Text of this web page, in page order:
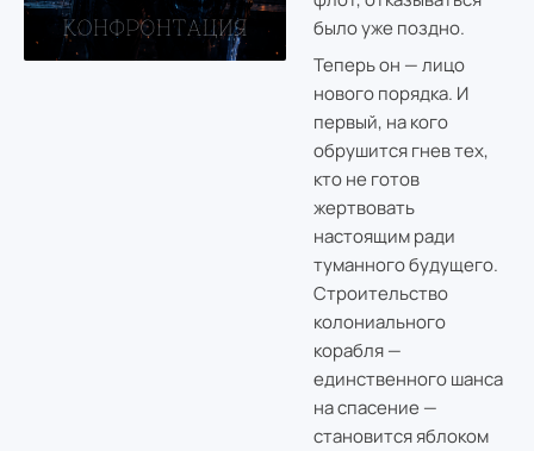
было уже поздно.
Теперь он — лицо
нового порядка. И
первый, на кого
обрушится гнев тех,
кто не готов
жертвовать
настоящим ради
туманного будущего.
Строительство
колониального
корабля —
единственного шанса
на спасение —
становится яблоком